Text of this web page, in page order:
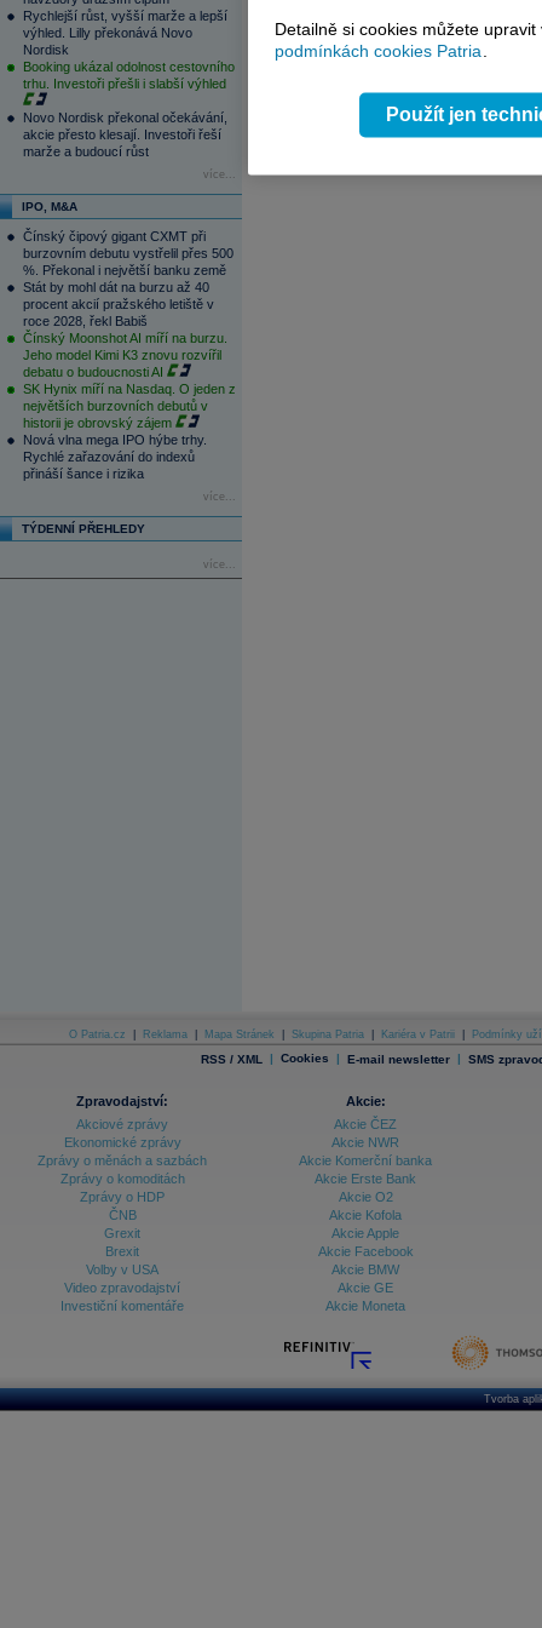
Rychlejší růst, vyšší marže a lepší
výhled. Lilly překonává Novo
Nordisk
Booking ukázal odolnost cestovního
trhu. Investoři přešli i slabší výhled
Novo Nordisk překonal očekávání,
akcie přesto klesají. Investoři řeší
marže a budoucí růst
více...
IPO, M&A
Čínský čipový gigant CXMT při
burzovním debutu vystřelil přes 500
%. Překonal i největší banku země
Stát by mohl dát na burzu až 40
procent akcií pražského letiště v
roce 2028, řekl Babiš
Čínský Moonshot AI míří na burzu.
Jeho model Kimi K3 znovu rozvířil
debatu o budoucnosti AI
SK Hynix míří na Nasdaq. O jeden z
největších burzovních debutů v
historii je obrovský zájem
Nová vlna mega IPO hýbe trhy.
Rychlé zařazování do indexů
přináší šance i rizika
více...
TÝDENNÍ PŘEHLEDY
více...
O Patria.cz Reklama Mapa Stránek Skupina Patria Kariéra v Patrii Podmínky
RSS / XML | Cookies | E-mail newsletter | SMS
Zpravodajství:
Akciové zprávy
Ekonomické zprávy
Zprávy o měnách a sazbách
Zprávy o komoditách
Zprávy o HDP
ČNB
Grexit
Brexit
Volby v USA
Video zpravodajství
Investiční komentáře
Akcie:
Akcie ČEZ
Akcie NWR
Akcie Komerční banka
Akcie Erste Bank
Akcie O2
Akcie Kofola
Akcie Apple
Akcie Facebook
Akcie BMW
Akcie GE
Akcie Moneta
Tvorba
Detailně si cookies můžete
podmínkách cookies Patria
Použít jen